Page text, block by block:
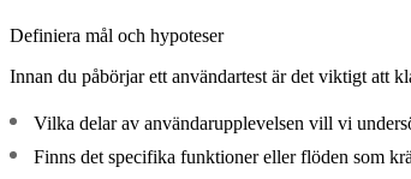
Definiera mål och hypoteser
Innan du påbörjar ett användartest är det viktigt att
Vilka delar av användarupplevelsen vill vi
Finns det specifika funktioner eller flöden som